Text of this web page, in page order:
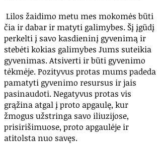
Lilos žaidimo metu mes mokomės būti
čia ir dabar ir matyti galimybes. Šį įgūdį
perkelti į savo kasdieninį gyvenimą ir
stebėti kokias galimybes Jums suteikia
gyvenimas. Atsiverti ir būti gyvenimo
tėkmėje. Pozityvus protas mums padeda
pamatyti gyvenimo resursus ir jais
pasinaudoti. Negatyvus protas vis
grąžina atgal į proto apgaulę, kur
žmogus užstringa savo iliuzijose,
prisirišimuose, proto apgaulėje ir
atitolsta nuo savęs.